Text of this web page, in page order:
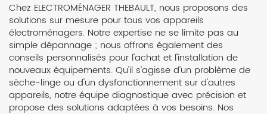
Chez ELECTROMÉNAGER THEBAULT, nous proposons des
solutions sur mesure pour tous vos appareils
électroménagers. Notre expertise ne se limite pas au
simple dépannage ; nous offrons également des
conseils personnalisés pour l'achat et l'installation de
nouveaux équipements. Qu'il s'agisse d'un problème de
sèche-linge ou d'un dysfonctionnement sur d'autres
appareils, notre équipe diagnostique avec précision et
propose des solutions adaptées à vos besoins. Nos